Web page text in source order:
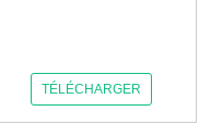
TÉLÉCHARGER